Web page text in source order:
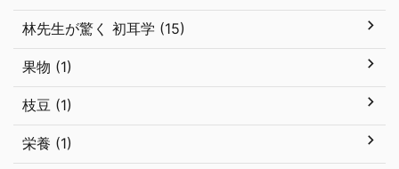
林先生が驚く 初耳学 (15)
果物 (1)
枝豆 (1)
栄養 (1)